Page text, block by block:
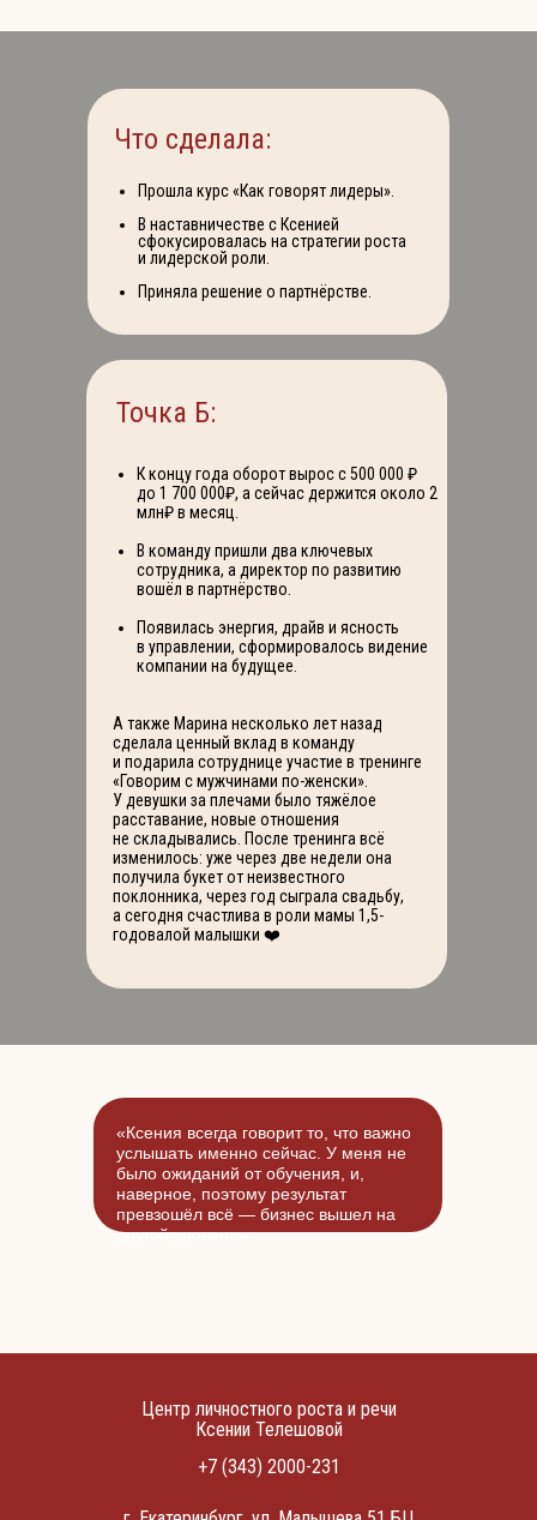
«Ксения всегда говорит то, что важно
услышать именно сейчас. У меня не
было ожиданий от обучения, и,
наверное, поэтому результат
превзошёл всё — бизнес вышел на
другой уровень».
Что сделала:
Прошла курс «Как говорят лидеры».
В наставничестве с Ксенией
сфокусировалась на стратегии роста
и лидерской роли.
Приняла решение о партнёрстве.
Точка Б:
К концу года оборот вырос с 500 000 ₽
до 1 700 000₽, а сейчас держится около 2
млн₽ в месяц.
В команду пришли два ключевых
сотрудника, а директор по развитию
вошёл в партнёрство.
Появилась энергия, драйв и ясность
в управлении, сформировалось видение
компании на будущее.
А также Марина несколько лет назад
сделала ценный вклад в команду
и подарила сотруднице участие в тренинге
«Говорим с мужчинами по-женски».
У девушки за плечами было тяжёлое
расставание, новые отношения
не складывались. После тренинга всё
изменилось: уже через две недели она
получила букет от неизвестного
поклонника, через год сыграла свадьбу,
а сегодня счастлива в роли мамы 1,5-
годовалой малышки ❤️
Центр личностного роста и речи
Ксении Телешовой
+7 (343) 2000-231